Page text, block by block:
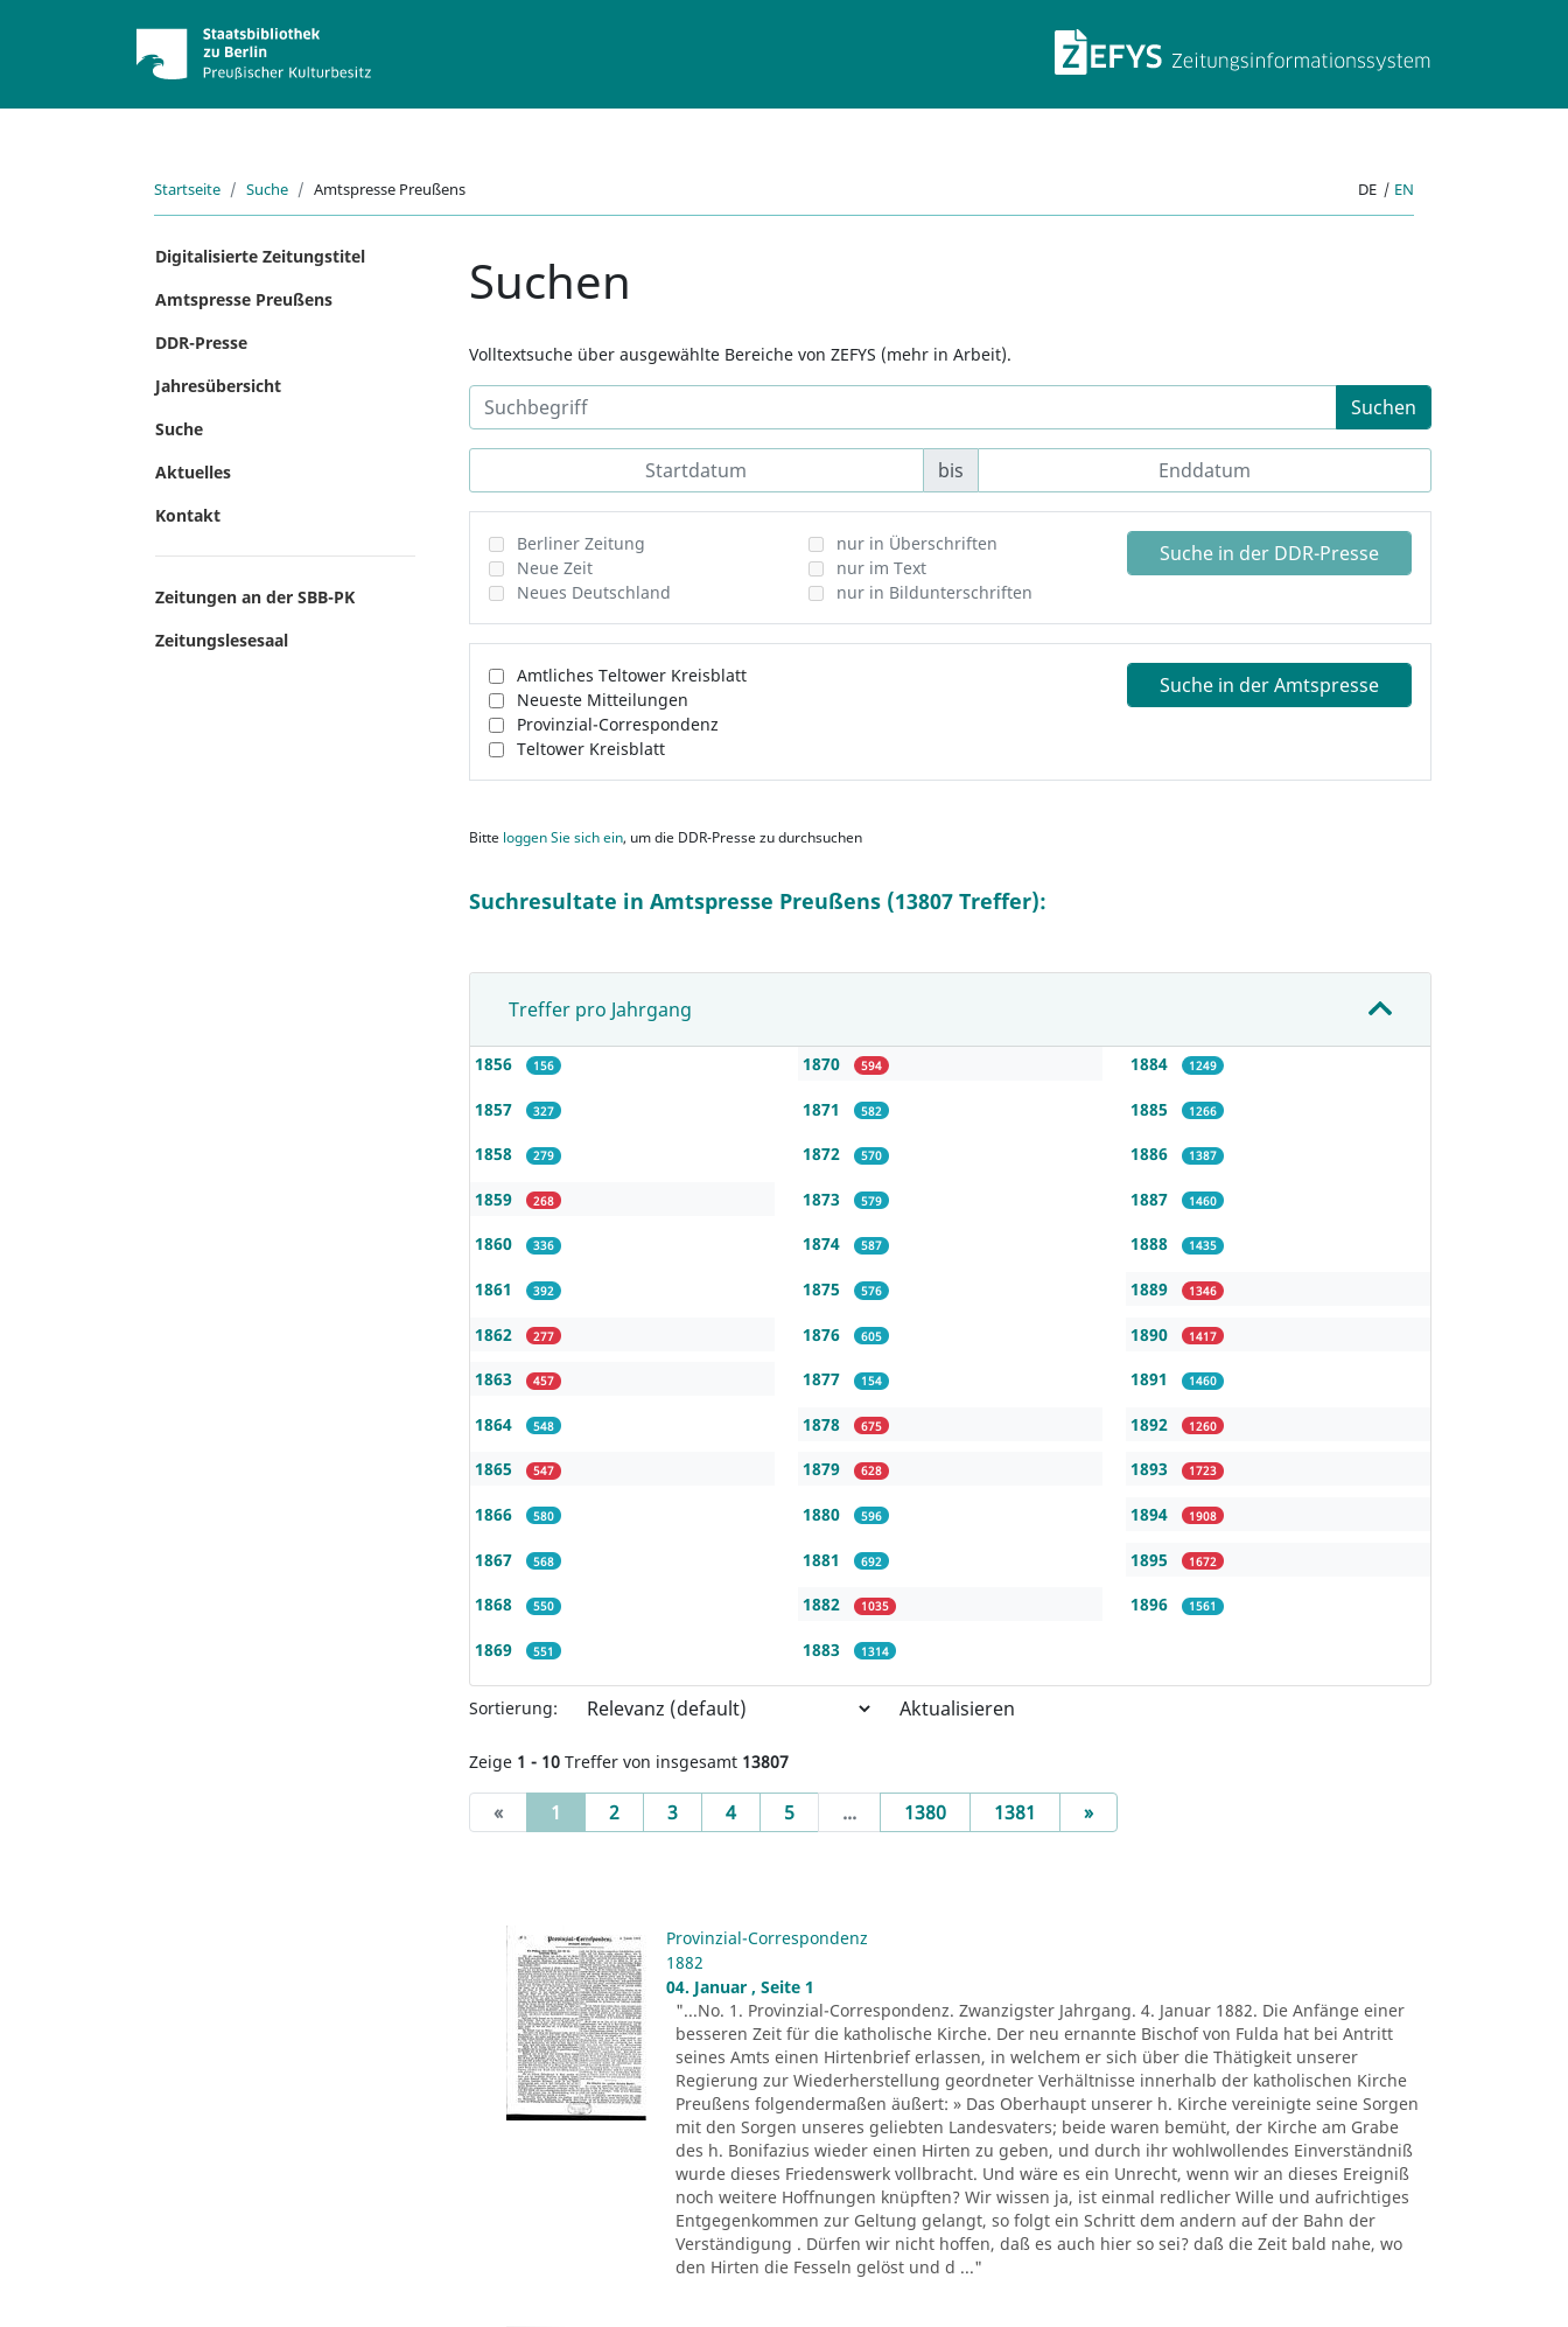
ZEFYS
Startseite Suche Amtspresse Preußens DE | EN
Digitalisierte Zeitungstitel
Amtspresse Preußens
DDR-Presse
Jahresübersicht
Suche
Aktuelles
Kontakt
Zeitungen an der SBB-PK
Zeitungslesesaal
Suchen
Volltextsuche über ausgewählte Bereiche von ZEFYS (mehr in Arbeit).
Suchen
bis
Berliner Zeitung
Neue Zeit
Neues Deutschland
nur in Überschriften
nur im Text
nur in Bildunterschriften
Suche in der DDR-Presse
Amtliches Teltower Kreisblatt
Neueste Mitteilungen
Provinzial-Correspondenz
Teltower Kreisblatt
Suche in der Amtspresse
Bitte loggen Sie sich ein, um die DDR-Presse zu durchsuchen
Suchresultate in Amtspresse Preußens (13807 Treffer):
Treffer pro Jahrgang
1856 156
1857 327
1858 279
1859 268
1860 336
1861 392
1862 277
1863 457
1864 548
1865 547
1866 580
1867 568
1868 550
1869 551
1870 594
1871 582
1872 570
1873 579
1874 587
1875 576
1876 605
1877 154
1878 675
1879 628
1880 596
1881 692
1882 1035
1883 1314
1884 1249
1885 1266
1886 1387
1887 1460
1888 1435
1889 1346
1890 1417
1891 1460
1892 1260
1893 1723
1894 1908
1895 1672
1896 1561
Sortierung: Aktualisieren
Zeige 1 - 10 Treffer von insgesamt 13807
« 1 (current)
2 3 4 5 ... 1380 1381 »Next
Provinzial-Correspondenz
1882
04. Januar , Seite 1
"...No. 1. Provinzial-Correspondenz. Zwanzigster Jahrgang. 4. Januar 1882. Die Anfänge einer
besseren Zeit für die katholische Kirche. Der neu ernannte Bischof von Fulda hat bei Antritt
seines Amts einen Hirtenbrief erlassen, in welchem er sich über die Thätigkeit unserer
Regierung zur Wiederherstellung geordneter Verhältnisse innerhalb der katholischen Kirche
Preußens folgendermaßen äußert: » Das Oberhaupt unserer h. Kirche vereinigte seine Sorgen
mit den Sorgen unseres geliebten Landesvaters; beide waren bemüht, der Kirche am Grabe
des h. Bonifazius wieder einen Hirten zu geben, und durch ihr wohlwollendes Einverständniß
wurde dieses Friedenswerk vollbracht. Und wäre es ein Unrecht, wenn wir an dieses Ereigniß
noch weitere Hoffnungen knüpften? Wir wissen ja, ist einmal redlicher Wille und aufrichtiges
Entgegenkommen zur Geltung gelangt, so folgt ein Schritt dem andern auf der Bahn der
Verständigung . Dürfen wir nicht hoffen, daß es auch hier so sei? daß die Zeit bald nahe, wo
den Hirten die Fesseln gelöst und d ..."